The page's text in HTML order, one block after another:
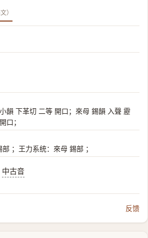
）
韻 下革切 二等 開口；來母 錫韻 入聲 靂
口；
；王力系统：來母 錫部 ；
中古音
反馈